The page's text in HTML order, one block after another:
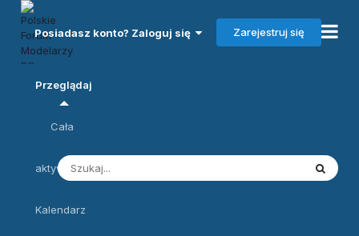
Posiadasz konto? Zaloguj się Zarejestruj się
Przeglądaj
Cała
aktywność
Kalendarz